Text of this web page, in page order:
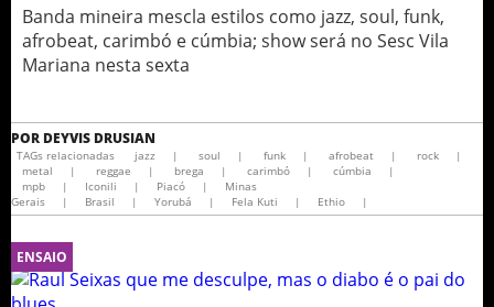
Banda mineira mescla estilos como jazz, soul, funk,
afrobeat, carimbó e cúmbia; show será no Sesc Vila
Mariana nesta sexta
POR DEYVIS DRUSIAN
TAGs relacionadas jazz | soul | funk | afrobeat | rock
|
metal
| reggae | brega | carimbó | cúmbia
|
mpb
| Iconili | Piacó |
Minas
Gerais
| Brasil | Yorubá | Fela Kuti | Ethio |
ENSAIO